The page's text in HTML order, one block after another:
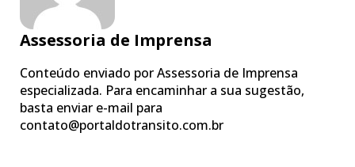
Assessoria de Imprensa
Conteúdo enviado por Assessoria de Imprensa
especializada. Para encaminhar a sua sugestão,
basta enviar e-mail para
contato@portaldotransito.com.br